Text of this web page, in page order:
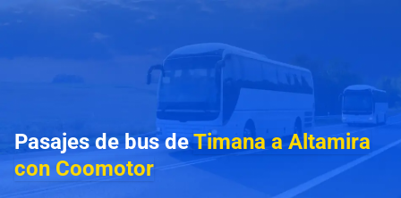
Pasajes de bus deTimana a Altamira
con Coomotor